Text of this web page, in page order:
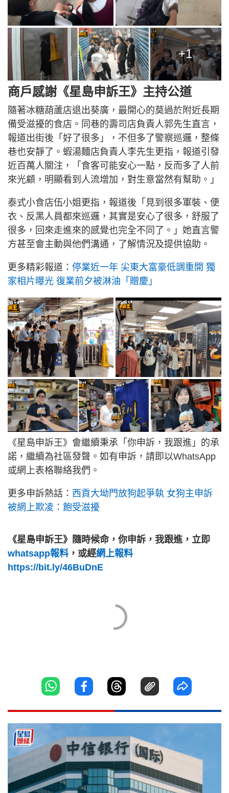
+1
商戶感謝《星島申訴王》主持公道
隨著冰糖葫蘆店退出葵廣，最開心的莫過於附近長期
備受滋擾的食店。同巷的壽司店負責人郭先生直言，
報道出街後「好了很多」，不但多了警察巡邏，整條
巷也安靜了。蝦湯麵店負責人李先生更指，報道引發
近百萬人關注，「食客可能安心一點，反而多了人前
來光顧，明顯看到人流增加，對生意當然有幫助。」
泰式小食店伍小姐更指，報道後「見到很多軍裝、便
衣、反黑人員都來巡邏，其實是安心了很多，舒服了
很多，回來走進來的感覺也完全不同了。」她直言警
方甚至會主動與他們溝通，了解情況及提供協助。
更多精彩報道： 停業近一年 尖東大富豪低調重開 獨
家相片曝光 復業前夕被淋油「贈慶」
《星島申訴王》會繼續秉承「你申訴，我跟進」的承
諾，繼續為社區發聲。如有申訴，請即以WhatsApp
或網上表格聯絡我們。
更多申訴熱話： 西貢大坳門放狗起爭執 女狗主申訴
被網上欺凌：飽受滋擾
《星島申訴王》隨時候命，你申訴，我跟進，立即
whatsapp報料，或經網上報料
https://bit.ly/46BuDnE